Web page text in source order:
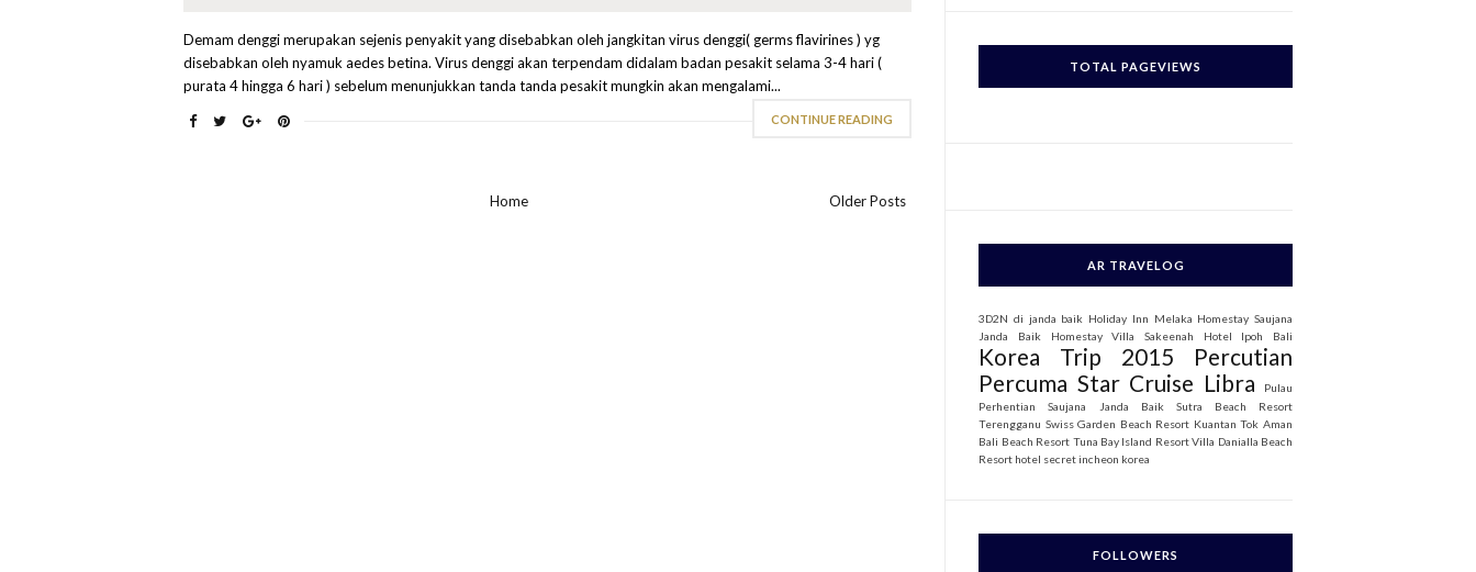
Demam denggi merupakan sejenis penyakit yang disebabkan oleh jangkitan virus denggi( germs flavirines ) yg
disebabkan oleh nyamuk aedes betina. Virus denggi akan terpendam didalam badan pesakit selama 3-4 hari (
purata 4 hingga 6 hari ) sebelum menunjukkan tanda tanda pesakit mungkin akan mengalami...
CONTINUE READING
Older Posts
Home
r
TOTAL PAGEVIEWS
AR TRAVELOG
3D2N di janda baik Holiday Inn Melaka Homestay Saujana
Janda Baik
Homestay Villa Sakeenah Hotel Ipoh Bali
Korea Trip 2015
Percutian
Percuma Star Cruise Libra
Pulau
Perhentian
Saujana Janda Baik
Sutra Beach Resort
Terengganu Swiss Garden Beach Resort Kuantan Tok Aman
Bali Beach Resort Tuna Bay Island Resort Villa Danialla Beach
Resort hotel secret incheon korea
FOLLOWERS